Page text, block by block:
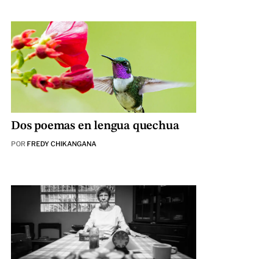
Dos poemas en lengua quechua
POR FREDY CHIKANGANA